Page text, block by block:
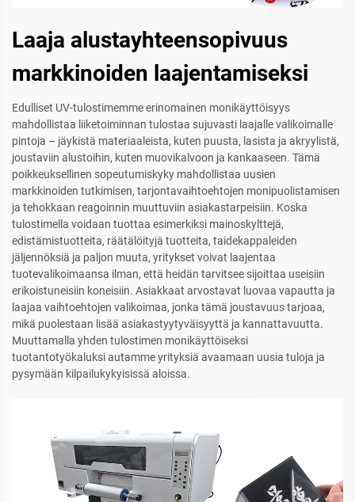
Laaja alustayhteensopivuus
markkinoiden laajentamiseksi
Edulliset UV-tulostimemme erinomainen monikäyttöisyys
mahdollistaa liiketoiminnan tulostaa sujuvasti laajalle valikoimalle
pintoja – jäykistä materiaaleista, kuten puusta, lasista ja akryylistä,
joustaviin alustoihin, kuten muovikalvoon ja kankaaseen. Tämä
poikkeuksellinen sopeutumiskyky mahdollistaa uusien
markkinoiden tutkimisen, tarjontavaihtoehtojen monipuolistamisen
ja tehokkaan reagoinnin muuttuviin asiakastarpeisiin. Koska
tulostimella voidaan tuottaa esimerkiksi mainoskylttejä,
edistämistuotteita, räätälöityjä tuotteita, taidekappaleiden
jäljennöksiä ja paljon muuta, yritykset voivat laajentaa
tuotevalikoimaansa ilman, että heidän tarvitsee sijoittaa useisiin
erikoistuneisiin koneisiin. Asiakkaat arvostavat luovaa vapautta ja
laajaa vaihtoehtojen valikoimaa, jonka tämä joustavuus tarjoaa,
mikä puolestaan lisää asiakastyytyväisyyttä ja kannattavuutta.
Muuttamalla yhden tulostimen monikäyttöiseksi
tuotantotyökaluksi autamme yrityksiä avaamaan uusia tuloja ja
pysymään kilpailukykyisissä aloissa.